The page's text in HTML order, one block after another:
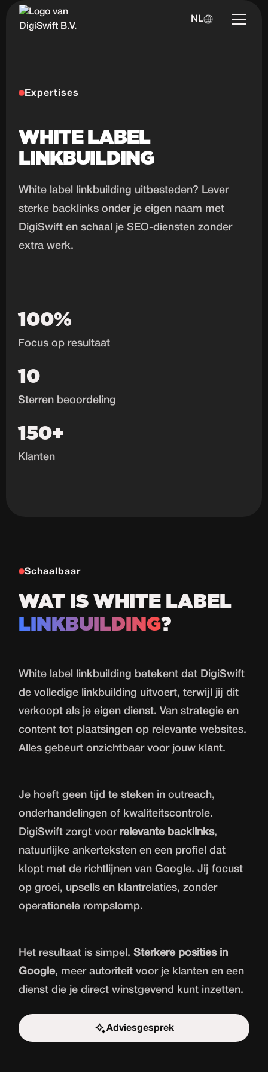
NL
Expertises
WHITE LABEL
LINKBUILDING
White label linkbuilding uitbesteden? Lever
sterke backlinks onder je eigen naam met
DigiSwift en schaal je SEO-diensten zonder
extra werk.
100%
Focus op resultaat
10
Sterren beoordeling
150+
Klanten
Schaalbaar
WAT IS WHITE LABEL
LINKBUILDING?
White label linkbuilding betekent dat DigiSwift
de volledige linkbuilding uitvoert, terwijl jij dit
verkoopt als je eigen dienst. Van strategie en
content tot plaatsingen op relevante websites.
Alles gebeurt onzichtbaar voor jouw klant.
Je hoeft geen tijd te steken in outreach,
onderhandelingen of kwaliteitscontrole.
DigiSwift zorgt voor relevante backlinks,
natuurlijke ankerteksten en een profiel dat
klopt met de richtlijnen van Google. Jij focust
op groei, upsells en klantrelaties, zonder
operationele rompslomp.
Het resultaat is simpel.Sterkere posities in
Google, meer autoriteit voor je klanten en een
dienst die je direct winstgevend kunt inzetten.
Adviesgesprek
Start de uitdaging